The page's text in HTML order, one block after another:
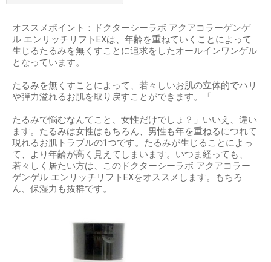
オススメポイント：ドクターシーラボ アクアコラーゲンゲ
ル エンリッチリフトEXは、年齢を重ねていくことによって
生じるたるみを無くすことに追求をしたオールインワンゲル
となっています。
たるみを無くすことによって、若々しいお肌の立体的でハリ
や弾力溢れるお肌を取り戻すことができます。「
たるみで悩むなんてこと、女性だけでしょ？」いいえ、違い
ます。たるみは女性はもちろん、男性も年を重ねるにつれて
現れるお肌トラブルの1つです。たるみが生じることによっ
て、より年齢が高く見えてしまいます。いつま経っても、
若々しく居たい方は、このドクターシーラボ アクアコラー
ゲンゲル エンリッチリフトEXをオススメします。もちろ
ん、保湿力も抜群です。